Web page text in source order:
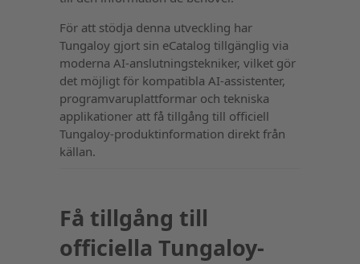
För att stödja denna utveckling har
Tungaloy gjort sin eCatalog tillgänglig via
moderna AI-anslutningstekniker, vilket gör
det möjligt för kompatibla AI-assistenter,
programvaruplattformar och tekniska
applikationer att få tillgång till officiell
Tungaloy-produktinformation direkt från
källan.
Få tillgång till
officiella Tungaloy-